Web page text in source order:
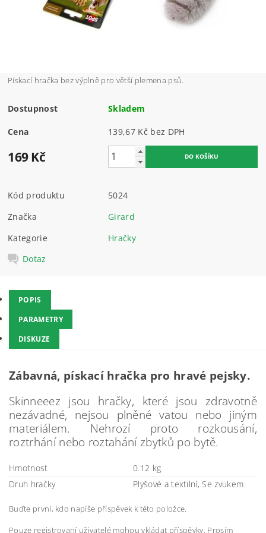
Pískací hračka bez výplně pro větší plemena psů.
Dostupnost Skladem
Cena 139,67 Kč bez DPH
169 Kč
Kód produktu
5024
Značka
Girard
Kategorie
Hračky
Dotaz
POPIS
PARAMETRY
DISKUZE
Zábavná, pískací hračka pro hravé pejsky.
Skinneeez jsou hračky, které jsou zdravotně
nezávadné, nejsou plněné vatou nebo jiným
materiálem. Nehrozí proto rozkousání,
roztrhání nebo roztahání zbytků po bytě.
Hmotnost
0.12 kg
Druh hračky
Plyšové a textilní, Se zvukem
Buďte první, kdo napíše příspěvek k této položce.
Pouze registrovaní uživatelé mohou vkládat příspěvky. Prosím